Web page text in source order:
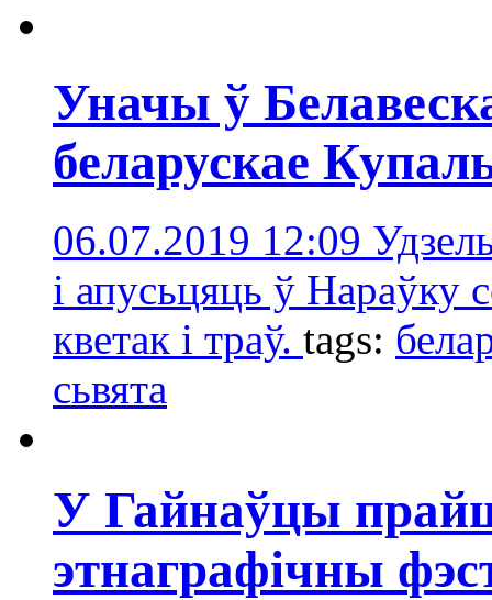
Уначы ў
беларускае
06.07.2019 12:09
і апусьцяць ў Нараўку
кветак і траў. tags:
сьвята
У Гайнаўцы
этнаграфічны